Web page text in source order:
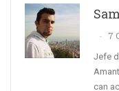
7
Jefe
can